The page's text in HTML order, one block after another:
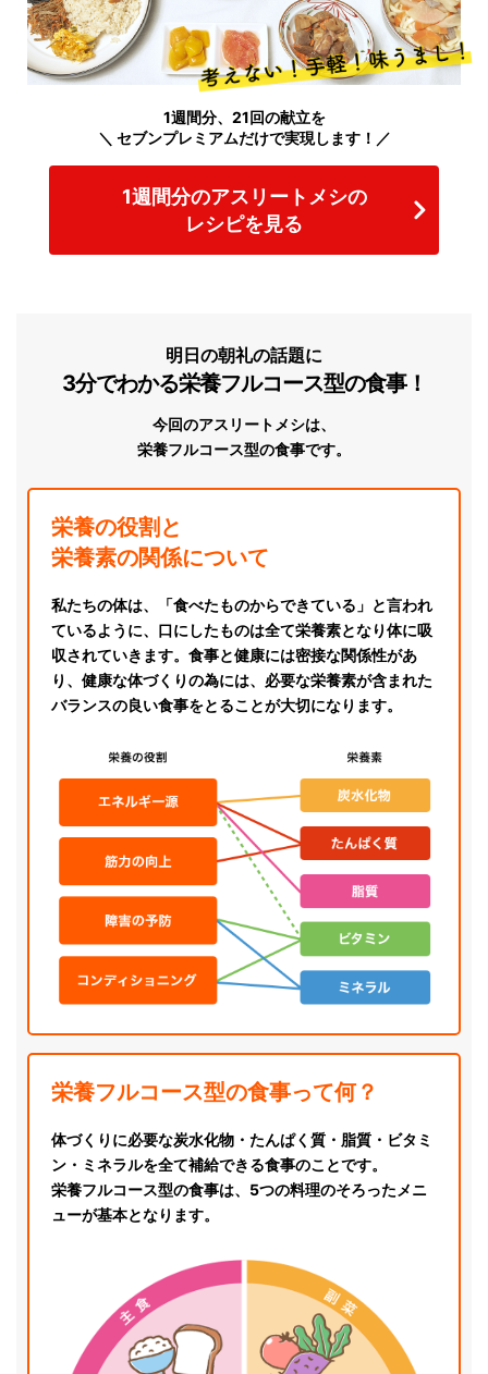
1週間分、21回の献立を
＼ セブンプレミアムだけで実現します！／
1週間分のアスリートメシの
レシピを見る
明日の朝礼の話題に
3分でわかる栄養フルコース型の食事！
今回のアスリートメシは、
栄養フルコース型の食事です。
栄養の役割と
栄養素の関係について
私たちの体は、「食べたものからできている」と言われ
ているように、口にしたものは全て栄養素となり体に吸
収されていきます。食事と健康には密接な関係性があ
り、健康な体づくりの為には、必要な栄養素が含まれた
バランスの良い食事をとることが大切になります。
栄養フルコース型の食事って何？
体づくりに必要な炭水化物・たんぱく質・脂質・ビタミ
ン・ミネラルを全て補給できる食事のことです。
栄養フルコース型の食事は、5つの料理のそろったメニ
ューが基本となります。